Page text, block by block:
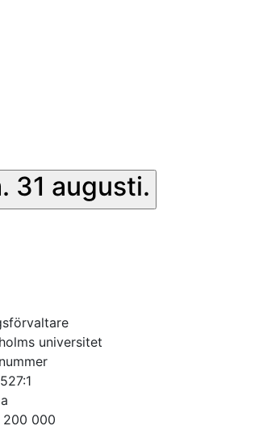
31 augusti.
universitet
200 000